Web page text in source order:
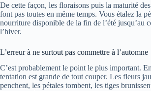
De cette façon, les floraisons puis la maturité
font pas toutes en même temps. Vous étalez la
nourriture disponible de la fin de l’été jusqu’au
l’hiver.
L’erreur à ne surtout pas commettre à l’automne
C’est probablement le point le plus important.
tentation est grande de tout couper. Les fleurs
penchent, les pétales tombent, les tiges